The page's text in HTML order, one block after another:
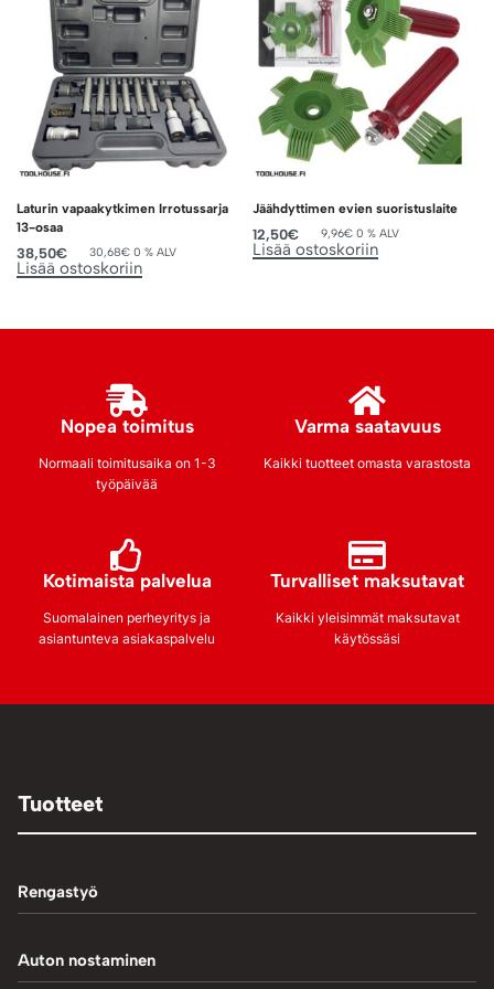
Laturin vapaakytkimen Irrotussarja
13-osaa
38,50€ 30,68€ 0 % ALV
Lisää ostoskoriin
Jäähdyttimen evien suoristuslaite
12,50€ 9,96€ 0 % ALV
Lisää ostoskoriin
Nopea toimitus
Normaali toimitusaika on 1-3
työpäivää
Varma saatavuus
Kaikki tuotteet omasta varastosta
Kotimaista palvelua
Suomalainen perheyritys ja
asiantunteva asiakaspalvelu
Turvalliset maksutavat
Kaikki yleisimmät maksutavat
käytössäsi
Tuotteet
Rengastyö
Palteennostin
Auton nostaminen